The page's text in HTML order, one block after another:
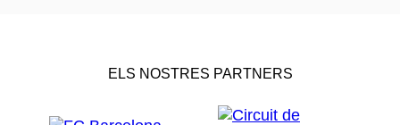
ELS NOSTRES PARTNERS